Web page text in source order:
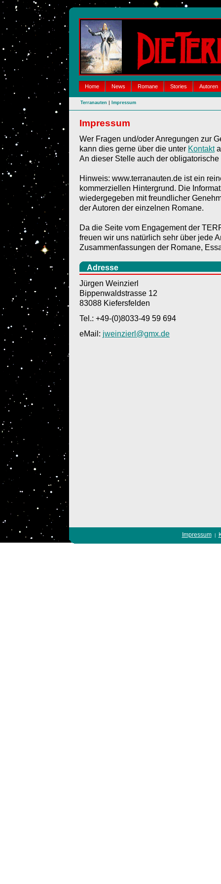
Home News Romane Stories Autoren
Terranauten | Impressum
Impressum
Wer Fragen und/oder Anregungen zur
kann dies gerne über die unter Kontakt
An dieser Stelle auch der obligatorische
Hinweis: www.terranauten.de ist ein
kommerziellen Hintergrund. Die
wiedergegeben mit freundlicher
der Autoren der einzelnen Romane.
Da die Seite vom Engagement der
freuen wir uns natürlich sehr über jede
Zusammenfassungen der Romane,
Adresse
Jürgen Weinzierl
Bippenwaldstrasse 12
83088 Kiefersfelden
Tel.: +49-(0)8033-49 59 694
eMail: jweinzierl@gmx.de
Impressum